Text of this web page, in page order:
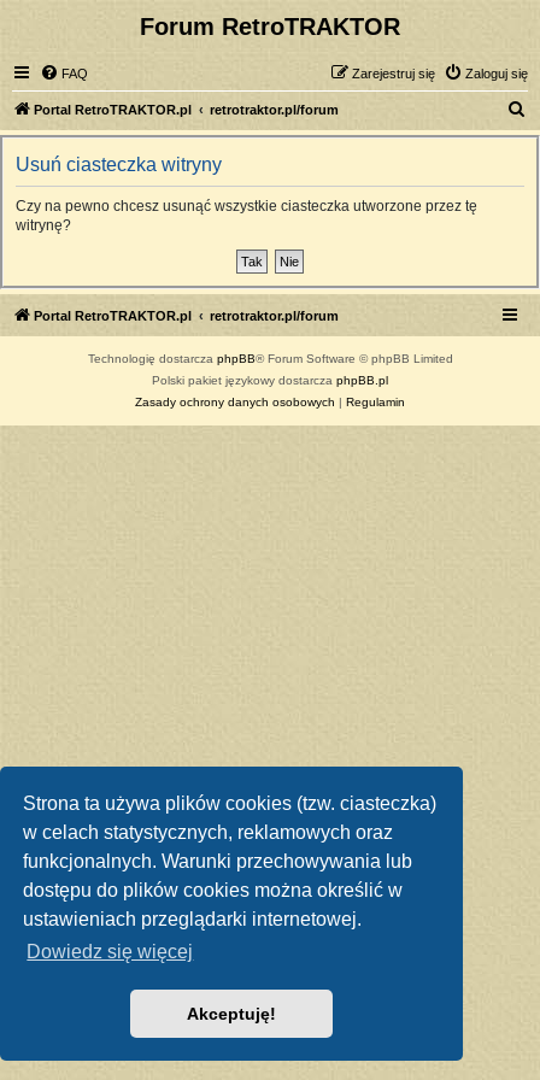
Strona ta używa plików cookies (tzw. ciasteczka)
w celach statystycznych, reklamowych oraz
funkcjonalnych. Warunki przechowywania lub
dostępu do plików cookies można określić w
ustawieniach przeglądarki internetowej.
Dowiedz się więcej
Akceptuję!
Forum RetroTRAKTOR
FAQ Zaloguj się
Zarejestruj się
Portal RetroTRAKTOR.pl retrotraktor.pl/forum
z
Usuń ciasteczka witryny
Czy na pewno chcesz usunąć wszystkie ciasteczka utworzone przez tę
witrynę?
Portal RetroTRAKTOR.pl retrotraktor.pl/forum
Technologię dostarcza phpBB® Forum Software © phpBB Limited
Polski pakiet językowy dostarcza phpBB.pl
Zasady ochrony danych osobowych | Regulamin